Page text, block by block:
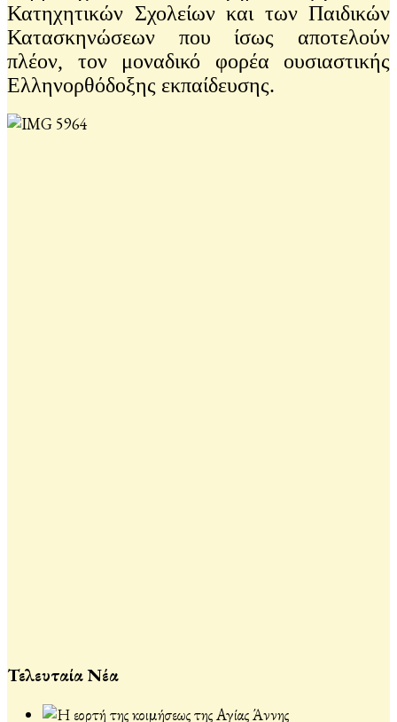
Κατηχητικών Σχολείων και των Παιδικών
Κατασκηνώσεων που ίσως αποτελούν
πλέον, τον μοναδικό φορέα ουσιαστικής
Ελληνορθόδοξης εκπαίδευσης.
Τελευταία Νέα